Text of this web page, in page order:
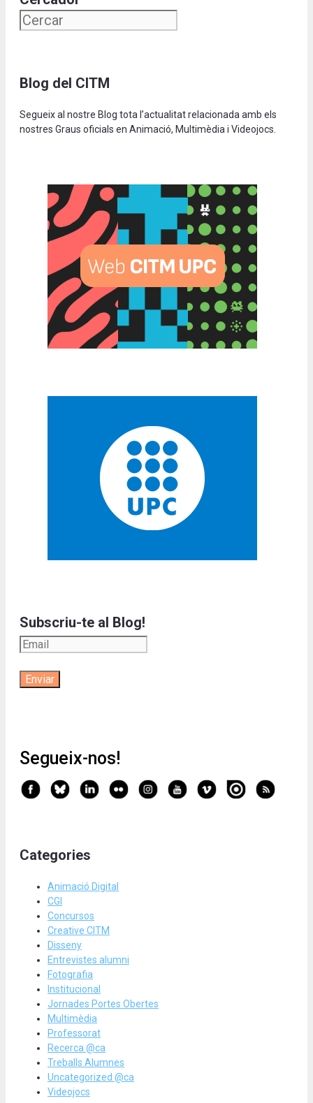
Blog del CITM
Segueix al nostre Blog tota l’actualitat relacionada amb els
nostres Graus oficials en Animació, Multimèdia i Videojocs.
Subscriu-te al Blog!
Segueix-nos!
Categories
Animació Digital
CGI
Concursos
Creative CITM
Disseny
Entrevistes alumni
Fotografia
Institucional
Jornades Portes Obertes
Multimèdia
Professorat
Recerca @ca
Treballs Alumnes
Uncategorized @ca
Videojocs